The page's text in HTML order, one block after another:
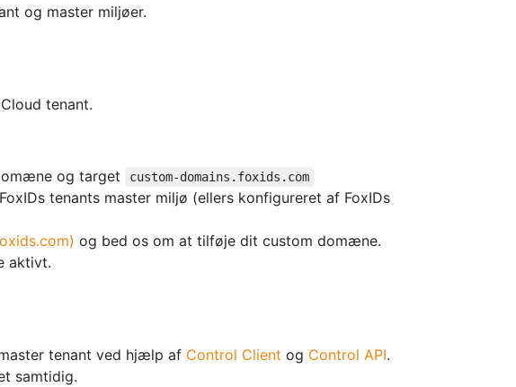
og master miljøer.
tenant.
og target
custom-domains.foxids.com
tenants master miljø (ellers konfigureret af FoxIDs
og bed os om at tilføje dit custom domæne.
aktivt.
tenant ved hjælp af Control Client og Control API.
samtidig.